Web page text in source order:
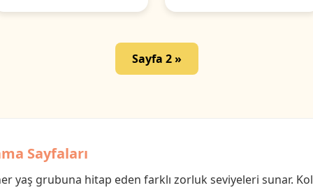
Sayfa 2 »
Sayfaları
yaş grubuna hitap eden farklı zorluk seviyeleri sunar.